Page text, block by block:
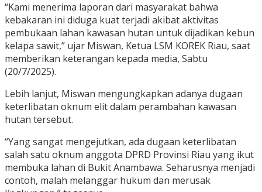
“Kami menerima laporan dari masyarakat bahwa
kebakaran ini diduga kuat terjadi akibat aktivitas
pembukaan lahan kawasan hutan untuk dijadikan kebun
kelapa sawit,” ujar Miswan, Ketua LSM KOREK Riau, saat
memberikan keterangan kepada media, Sabtu
(20/7/2025).
Lebih lanjut, Miswan mengungkapkan adanya dugaan
keterlibatan oknum elit dalam perambahan kawasan
hutan tersebut.
“Yang sangat mengejutkan, ada dugaan keterlibatan
salah satu oknum anggota DPRD Provinsi Riau yang ikut
membuka lahan di Bukit Anambawa. Seharusnya menjadi
contoh, malah melanggar hukum dan merusak